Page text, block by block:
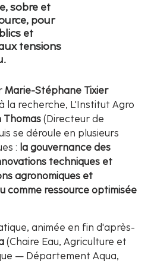
sobre et
pour
et
tensions
Marie-Stéphane Tixier
la recherche, L'Institut Agro
Thomas (Directeur de
se déroule en plusieurs
: la gouvernance des
techniques et
agronomiques et
comme ressource optimisée
animée en fin d'après-
(Chaire Eau, Agriculture et
— Département Aqua,